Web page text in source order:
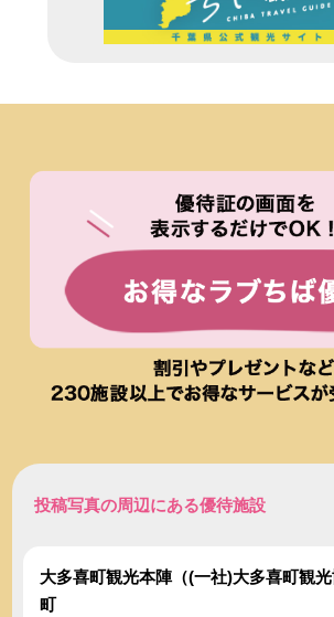
投稿写真の周辺にある優待施設
大多喜町観光本陣（(一社)大多喜町観
町